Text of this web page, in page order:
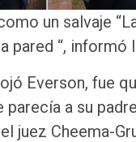
un salvaje
pared “, informó
Everson, fue
parecía a su padre
juez Cheema-